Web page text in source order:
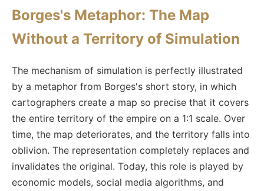
Borges's Metaphor: The Map
Without a Territory of Simulation
The mechanism of simulation is perfectly illustrated
by a metaphor from Borges's short story, in which
cartographers create a map so precise that it covers
the entire territory of the empire on a 1:1 scale. Over
time, the map deteriorates, and the territory falls into
oblivion. The representation completely replaces and
invalidates the original. Today, this role is played by
economic models, social media algorithms, and